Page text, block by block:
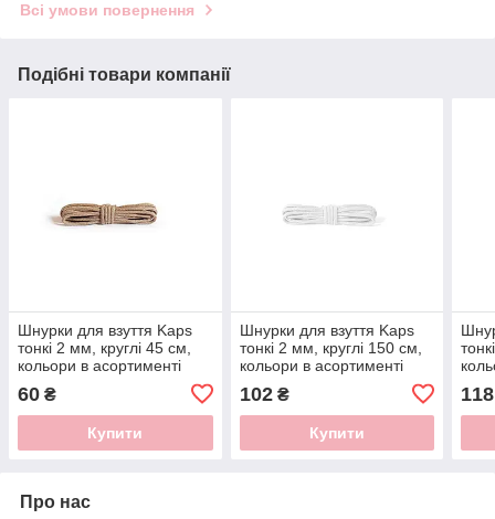
Всі умови повернення
Подібні товари компанії
Шнурки для взуття Kaps
тонкі 2 мм, круглі 45 см,
кольори в асортименті
60 ₴
Купити
Шнурки для взуття Kaps
тонкі 2 мм, круглі 150 см,
кольори в асортименті
102₴
Купити
118
Про нас